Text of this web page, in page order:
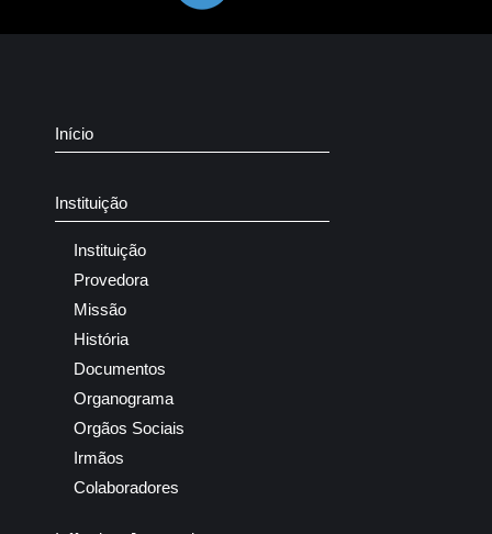
Início
Instituição
Instituição
Provedora
Missão
História
Documentos
Organograma
Orgãos Sociais
Irmãos
Colaboradores